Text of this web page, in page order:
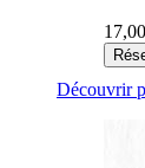
Découvrir